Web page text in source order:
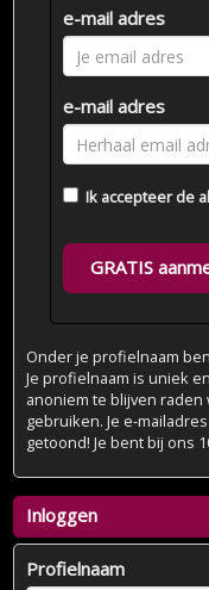
e-mail adres
e-mail adres
Ik accepteer de
GRATIS
Onder je profielnaam
Je profielnaam is uniek
anoniem te blijven raden
gebruiken. Je e-
getoond! Je bent bij ons
Inloggen
Profielnaam